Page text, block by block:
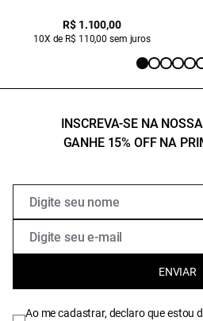
R$ 1.100,00
10X de R$ 110,00 sem juros
INSCREVA-SE NA
GANHE 15% OFF NA
ENVIAR
Ao me cadastrar, declaro que estou